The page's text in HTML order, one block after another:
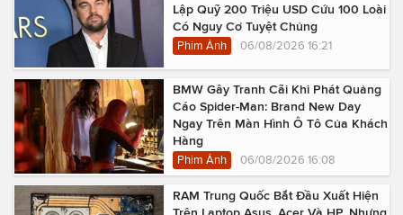
Lập Quỹ 200 Triệu USD Cứu 100 Loài
Có Nguy Cơ Tuyệt Chủng
Phim Ảnh 06/08/2026 16:21
BMW Gây Tranh Cãi Khi Phát Quảng
Cáo Spider-Man: Brand New Day
Ngay Trên Màn Hình Ô Tô Của Khách
Hàng
Phim Ảnh 06/08/2026 16:08
RAM Trung Quốc Bắt Đầu Xuất Hiện
Trên Laptop Asus, Acer Và HP, Nhưng